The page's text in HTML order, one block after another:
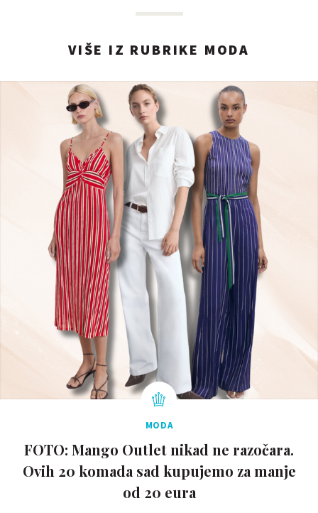
VIŠE IZ RUBRIKE MODA
MODA
FOTO: Mango Outlet nikad ne razočara.
Ovih 20 komada sad kupujemo za manje
od 20 eura